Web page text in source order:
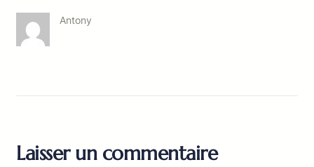
Antony
Laisser un commentaire